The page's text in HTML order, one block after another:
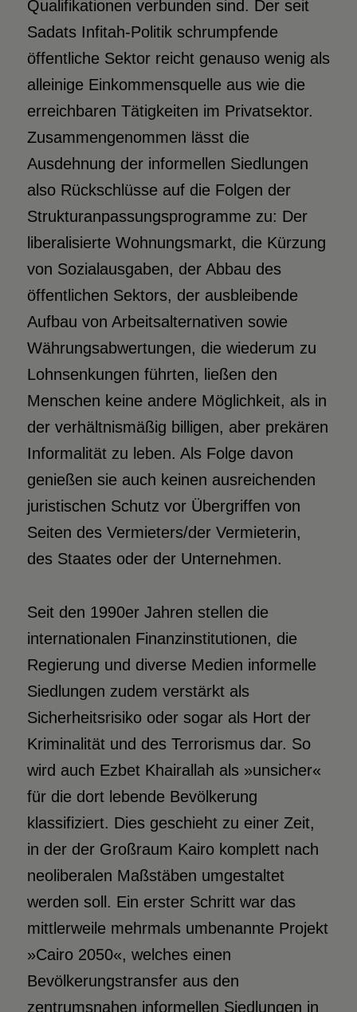
Qualifikationen verbunden sind. Der seit
Sadats Infitah-Politik schrumpfende
öffentliche Sektor reicht genauso wenig als
alleinige Einkommensquelle aus wie die
erreichbaren Tätigkeiten im Privatsektor.
Zusammengenommen lässt die
Ausdehnung der informellen Siedlungen
also Rückschlüsse auf die Folgen der
Strukturanpassungsprogramme zu: Der
liberalisierte Wohnungsmarkt, die Kürzung
von Sozialausgaben, der Abbau des
öffentlichen Sektors, der ausbleibende
Aufbau von Arbeitsalternativen sowie
Währungsabwertungen, die wiederum zu
Lohnsenkungen führten, ließen den
Menschen keine andere Möglichkeit, als in
der verhältnismäßig billigen, aber prekären
Informalität zu leben. Als Folge davon
genießen sie auch keinen ausreichenden
juristischen Schutz vor Übergriffen von
Seiten des Vermieters/der Vermieterin,
des Staates oder der Unternehmen.
Seit den 1990er Jahren stellen die
internationalen Finanzinstitutionen, die
Regierung und diverse Medien informelle
Siedlungen zudem verstärkt als
Sicherheitsrisiko oder sogar als Hort der
Kriminalität und des Terrorismus dar. So
wird auch Ezbet Khairallah als »unsicher«
für die dort lebende Bevölkerung
klassifiziert. Dies geschieht zu einer Zeit,
in der der Großraum Kairo komplett nach
neoliberalen Maßstäben umgestaltet
werden soll. Ein erster Schritt war das
mittlerweile mehrmals umbenannte Projekt
»Cairo 2050«, welches einen
Bevölkerungstransfer aus den
zentrumsnahen informellen Siedlungen in